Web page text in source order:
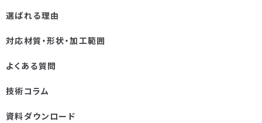
選ばれる理由
対応材質・形状・加工範囲
よくある質問
技術コラム
資料ダウンロード